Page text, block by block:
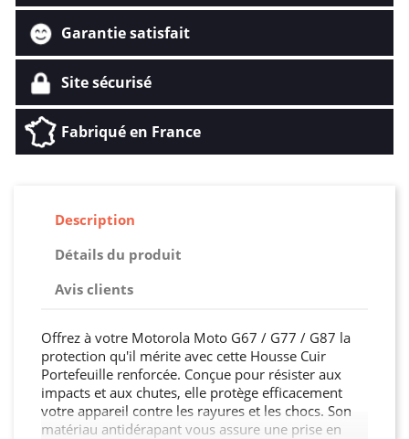
Garantie satisfait
Site sécurisé
Fabriqué en France
Description
Détails du produit
Avis clients
Offrez à votre Motorola Moto G67 / G77 / G87 la
protection qu'il mérite avec cette Housse Cuir
Portefeuille renforcée. Conçue pour résister aux
impacts et aux chutes, elle protège efficacement
votre appareil contre les rayures et les chocs. Son
matériau antidérapant vous assure une prise en